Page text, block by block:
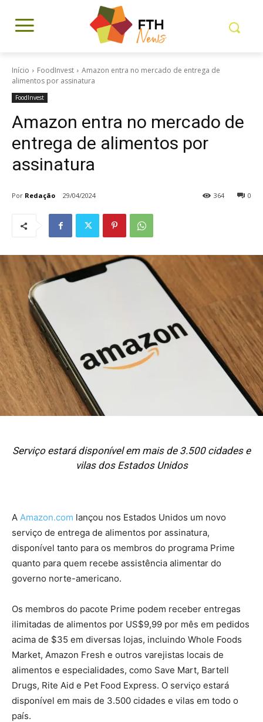
Início FoodInvest
Amazon entra no mercado de entrega de
alimentos por assinatura
FoodInvest
Amazon entra no mercado de
entrega de alimentos por
assinatura
Por Redação 29/04/2024 0
364
Serviço estará disponível em mais de 3.500 cidades e
vilas dos Estados Unidos
A Amazon.com lançou nos Estados Unidos um novo
serviço de entrega de alimentos por assinatura,
disponível tanto para os membros do programa Prime
quanto para quem recebe assistência alimentar do
governo norte-americano.
Os membros do pacote Prime podem receber entregas
ilimitadas de alimentos por US$9,99 por mês em pedidos
acima de $35 em diversas lojas, incluindo Whole Foods
Market, Amazon Fresh e outros varejistas locais de
alimentos e especialidades, como Save Mart, Bartell
Drugs, Rite Aid e Pet Food Express. O serviço estará
disponível em mais de 3.500 cidades e vilas em todo o
país.